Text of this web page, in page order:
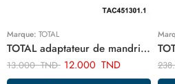
Marque: TOTAL
TOTAL adaptateur de mandrin de foret sds plus TAC451301.1
13.000TND 12.000 TND